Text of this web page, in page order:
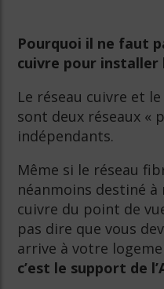
Pourquoi il ne faut
cuivre pour installer
Le réseau cuivre et
sont deux réseaux «
indépendants.
Même si le réseau
néanmoins destiné
cuivre du point de
pas dire que vous
arrive à votre
c’est le support de